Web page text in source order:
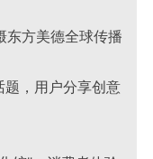
东方美德全球传播
题，用户分享创意